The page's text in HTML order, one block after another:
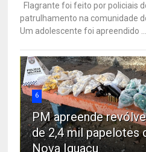
Flagrante foi feito por policiais
patrulhamento na comunidade
Um adolescente foi apreendido ...
6
PM apreende
de 2,4 mil papelotes
Nova Iguaçu